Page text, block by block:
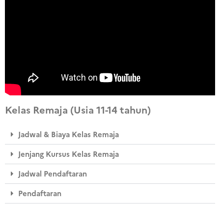
Kelas Remaja (Usia 11-14 tahun)
Jadwal & Biaya Kelas Remaja
Jenjang Kursus Kelas Remaja
Jadwal Pendaftaran
Pendaftaran